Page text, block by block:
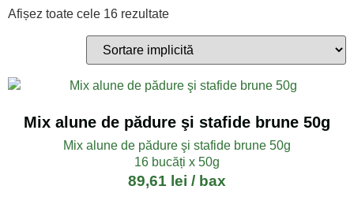
Afișez toate cele 16 rezultate
Mix alune de pădure şi stafide brune 50g
Mix alune de pădure şi stafide brune 50g
16 bucăți x 50g
89,61 lei / bax